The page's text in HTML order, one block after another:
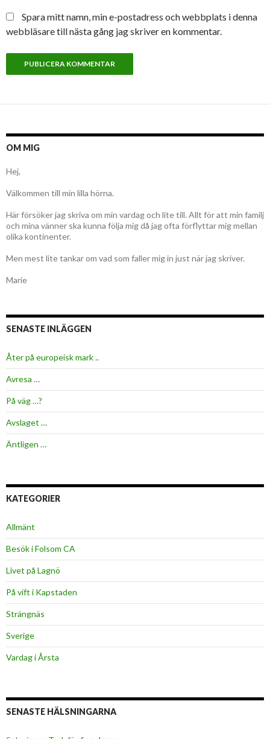
Spara mitt namn, min e-postadress och webbplats i denna
webbläsare till nästa gång jag skriver en kommentar.
OM MIG
Hej,
Välkommen till min lilla hörna.
Här försöker jag skriva om min vardag och lite till. Allt för att min familj
och mina vänner ska kunna följa mig då jag ofta förflyttar mig mellan
olika kontinenter.
Men mest lite tankar om vad som faller mig in just när jag skriver.
Marie
SENASTE INLÄGGEN
Åter på europeisk mark ..
Avresa …
På väg …?
Avslaget …
Äntligen …
KATEGORIER
Allmänt
Besök i Folsom CA
Livet på Lagnö
På vift i Kapstaden
Strängnäs
Sverige
Vardag i Årsta
SENASTE HÄLSNINGARNA